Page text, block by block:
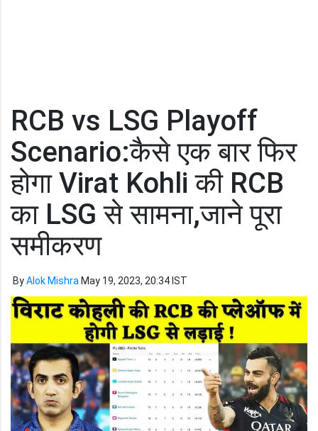
RCB vs LSG Playoff
Scenario:कैसे एक बार फिर
होगा Virat Kohli की RCB
का LSG से सामना,जाने पूरा
समीकरण
ByAlok Mishra May 19, 2023, 20:34 IST